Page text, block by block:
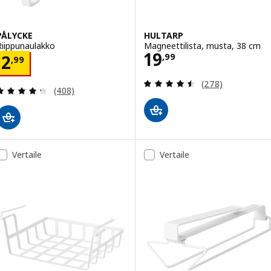
2,99 2,99
Arvio: 4.3 / 5 tähteä. Arvostelut yhteensä:
(408)
HULTARP
Magneettilista, musta, 38 cm
19,99
Hinta 19,99
Arvio: 4.5 / 5
(278)
Vertaile Vertaile